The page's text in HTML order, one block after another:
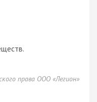
права ООО «Легион»